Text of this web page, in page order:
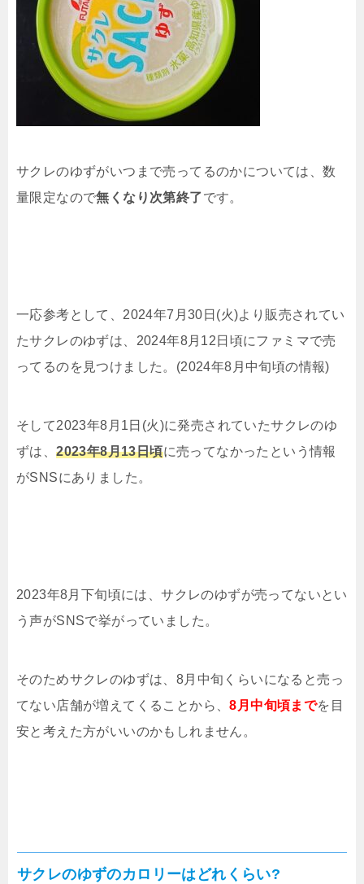
サクレのゆずがいつまで売ってるのかについては、数
量限定なので無くなり次第終了 です。
一応参考として、2024年7月30日(火)より販売されてい
たサクレのゆずは、2024年8月12日頃にファミマで売
ってるのを見つけました。(2024年8月中旬頃の情報)
そして2023年8月1日(火)に発売されていたサクレのゆ
ずは、2023年8月13日頃に売ってなかったという情報
がSNSにありました。
2023年8月下旬頃には、サクレのゆずが売ってないとい
う声がSNSで挙がっていました。
そのためサクレのゆずは、8月中旬くらいになると売っ
てない店舗が増えてくることから、8月中旬頃までを目
安と考えた方がいいのかもしれません。
サクレのゆずのカロリーはどれくらい?